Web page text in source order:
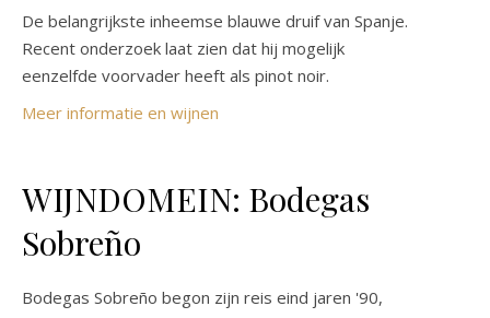
De belangrijkste inheemse blauwe druif van Spanje.
Recent onderzoek laat zien dat hij mogelijk
eenzelfde voorvader heeft als pinot noir.
Meer informatie en wijnen
WIJNDOMEIN: Bodegas
Sobreño
Bodegas Sobreño begon zijn reis eind jaren '90,